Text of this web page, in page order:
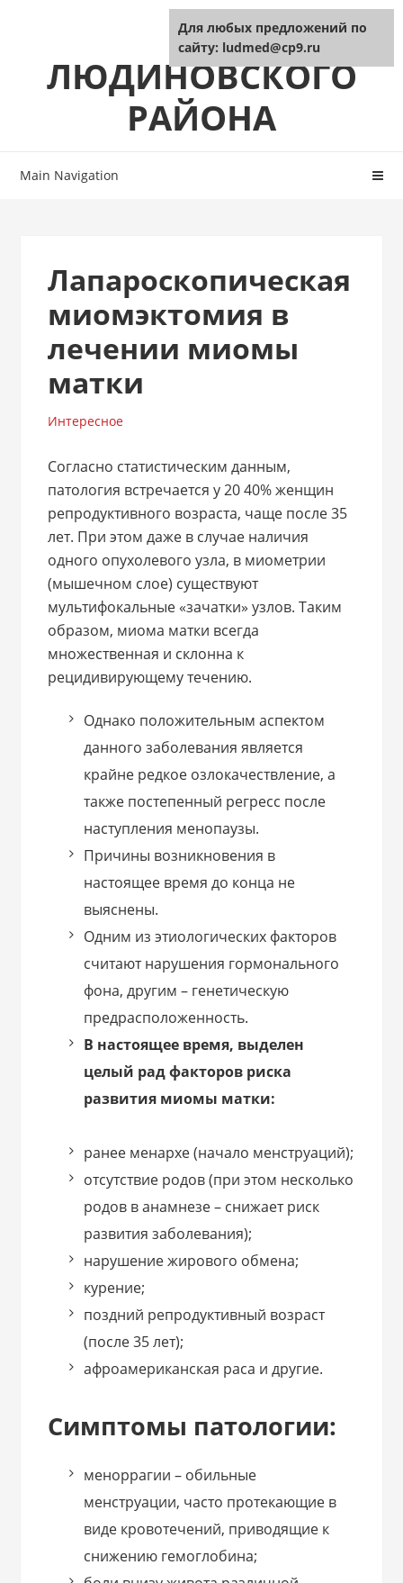
ЦРБ
ЛЮДИНОВСКОГО
РАЙОНА
Main Navigation
Лапароскопическая
миомэктомия в
лечении миомы
матки
Интересное
Согласно статистическим данным,
патология встречается у 20 40% женщин
репродуктивного возраста, чаще после 35
лет. При этом даже в случае наличия
одного опухолевого узла, в миометрии
(мышечном слое) существуют
мультифокальные «зачатки» узлов. Таким
образом, миома матки всегда
множественная и склонна к
рецидивирующему течению.
Однако положительным аспектом
данного заболевания является
крайне редкое озлокачествление, а
также постепенный регресс после
наступления менопаузы.
Причины возникновения в
настоящее время до конца не
выяснены.
Одним из этиологических факторов
считают нарушения гормонального
фона, другим – генетическую
предрасположенность.
В настоящее время, выделен
целый рад факторов риска
развития миомы матки:
ранее менархе (начало менструаций);
отсутствие родов (при этом несколько
родов в анамнезе – снижает риск
развития заболевания);
нарушение жирового обмена;
курение;
поздний репродуктивный возраст
(после 35 лет);
афроамериканская раса и другие.
Симптомы патологии:
меноррагии – обильные
менструации, часто протекающие в
виде кровотечений, приводящие к
снижению гемоглобина;
Для любых предложений по
сайту: ludmed@cp9.ru